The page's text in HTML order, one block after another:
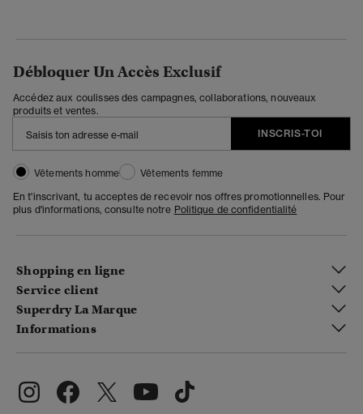
Débloquer Un Accès Exclusif
Accédez aux coulisses des campagnes, collaborations, nouveaux
produits et ventes.
INSCRIS-TOI
Vêtements homme
Vêtements femme
En t'inscrivant, tu acceptes de recevoir nos offres promotionnelles. Pour
plus d'informations, consulte notre Politique de confidentialité
Shopping en ligne
Service client
Superdry La Marque
Informations